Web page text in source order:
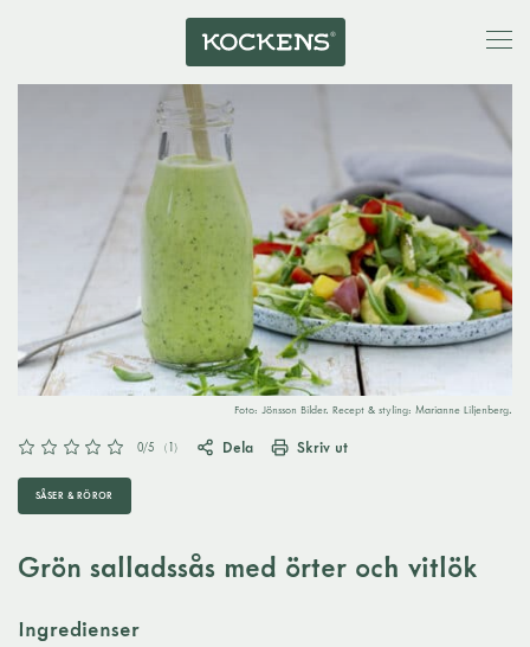
Foto: Jönsson Bilder. Recept & styling: Marianne Liljenberg.
0/5 (1) Dela Skriv ut
SÅSER & RÖROR
Grön salladssås med örter och vitlök
Ingredienser